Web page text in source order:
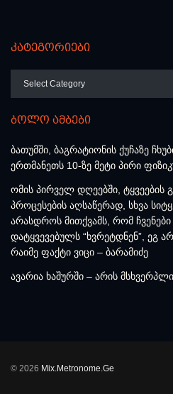
კატეგორიები
ბოლო ამბები
ბათუმში, ბაგრატიონის ქუჩაზე
ერთმანეთს 10-ზე მეტი პირი
ომის პირველ დღეებში, ტყვეების
პროცესების აღსაწერად, სხვა
არასდროს მითქვამს, რომ
დატყვევებულს “ხვრეტდნენ”, ეგ
რაიმე ფაქტი ვიცი – ბარამიძე
ავარია ხაშურში – არის
© 2026 Mix.Metronome.Ge